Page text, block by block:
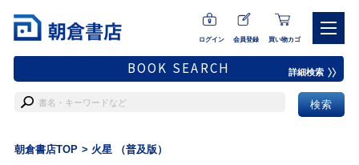
ログイン 会員登録 買い物カゴ
BOOK SEARCH 詳細検索
朝倉書店TOP 火星 （普及版）